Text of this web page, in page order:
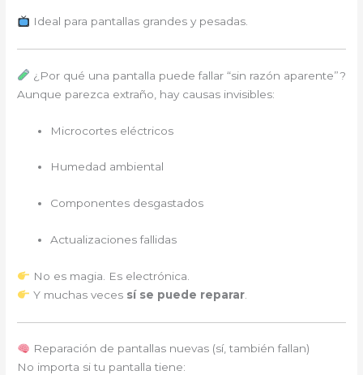
Ideal para pantallas grandes y pesadas.
¿Por qué una pantalla puede fallar “sin razón aparente”?
Aunque parezca extraño, hay causas invisibles:
Microcortes eléctricos
Humedad ambiental
Componentes desgastados
Actualizaciones fallidas
No es magia. Es electrónica.
Y muchas veces sí se puede reparar.
Reparación de pantallas nuevas (sí, también fallan)
No importa si tu pantalla tiene: